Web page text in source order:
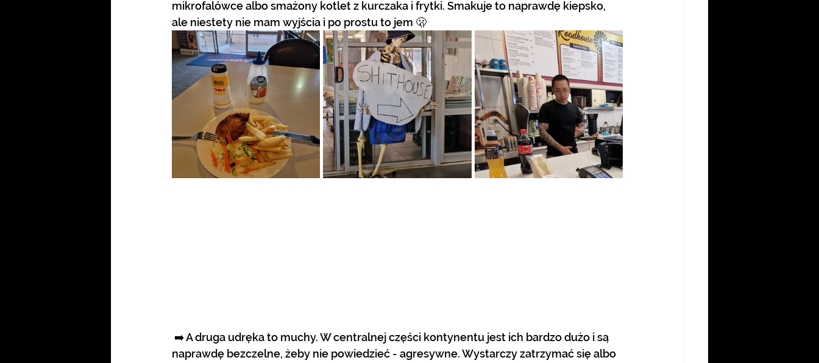
mikrofalówce albo smażony kotlet z kurczaka i frytki. Smakuje to naprawdę kiepsko,
ale niestety nie mam wyjścia i po prostu to jem 🫢
naprawdę bezczelne, żeby nie powiedzieć - agresywne. Wystarczy zatrzymać się albo